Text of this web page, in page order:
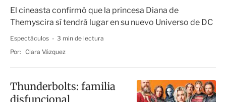
El cineasta confirmó que la princesa Diana de
Themyscira sí tendrá lugar en su nuevo Universo de DC
Espectáculos
3 min de lectura
Por: Clara Vázquez
Thunderbolts: familia
disfuncional